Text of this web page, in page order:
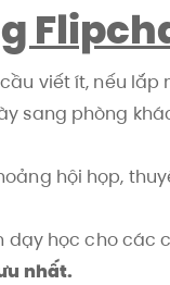
viết ít, nếu
sang phòng
hội họp,
dạy học cho
nhất.